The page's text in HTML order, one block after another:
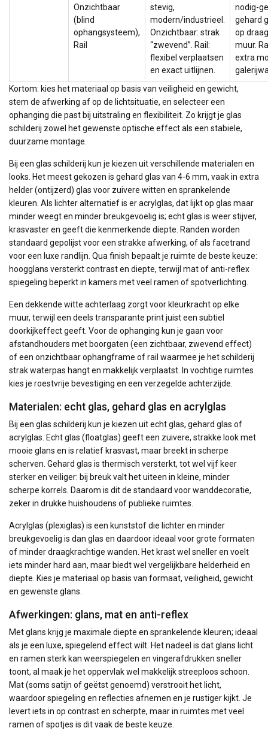
Onzichtbaar
(blind
ophangsysteem),
Rail
stevig,
modern/industrieel.
Onzichtbaar: strak
“zwevend”. Rail:
flexibel verplaatsen
en exact uitlijnen.
nodig-
gehard
op
muur.
extra
Kortom: kies het materiaal op basis van veiligheid en gewicht,
stem de afwerking af op de lichtsituatie, en selecteer een
ophanging die past bij uitstraling en flexibiliteit. Zo krijgt je glas
schilderij zowel het gewenste optische effect als een stabiele,
duurzame montage.
Bij een glas schilderij kun je kiezen uit verschillende materialen en
looks. Het meest gekozen is gehard glas van 4-6 mm, vaak in extra
helder (ontijzerd) glas voor zuivere witten en sprankelende
kleuren. Als lichter alternatief is er acrylglas, dat lijkt op glas maar
minder weegt en minder breukgevoelig is; echt glas is weer stijver,
krasvaster en geeft die kenmerkende diepte. Randen worden
standaard gepolijst voor een strakke afwerking, of als facetrand
voor een luxe randlijn. Qua finish bepaalt je ruimte de beste keuze:
hoogglans versterkt contrast en diepte, terwijl mat of anti-reflex
spiegeling beperkt in kamers met veel ramen of spotverlichting.
Een dekkende witte achterlaag zorgt voor kleurkracht op elke
muur, terwijl een deels transparante print juist een subtiel
doorkijkeffect geeft. Voor de ophanging kun je gaan voor
afstandhouders met boorgaten (een zichtbaar, zwevend effect)
of een onzichtbaar ophangframe of rail waarmee je het schilderij
strak waterpas hangt en makkelijk verplaatst. In vochtige ruimtes
kies je roestvrije bevestiging en een verzegelde achterzijde.
Materialen: echt glas, gehard glas en acrylglas
Bij een glas schilderij kun je kiezen uit echt glas, gehard glas of
acrylglas. Echt glas (floatglas) geeft een zuivere, strakke look met
mooie glans en is relatief krasvast, maar breekt in scherpe
scherven. Gehard glas is thermisch versterkt, tot wel vijf keer
sterker en veiliger: bij breuk valt het uiteen in kleine, minder
scherpe korrels. Daarom is dit de standaard voor wanddecoratie,
zeker in drukke huishoudens of publieke ruimtes.
Acrylglas (plexiglas) is een kunststof die lichter en minder
breukgevoelig is dan glas en daardoor ideaal voor grote formaten
of minder draagkrachtige wanden. Het krast wel sneller en voelt
iets minder hard aan, maar biedt wel vergelijkbare helderheid en
diepte. Kies je materiaal op basis van formaat, veiligheid, gewicht
en gewenste glans.
Afwerkingen: glans, mat en anti-reflex
Met glans krijg je maximale diepte en sprankelende kleuren; ideaal
als je een luxe, spiegelend effect wilt. Het nadeel is dat glans licht
en ramen sterk kan weerspiegelen en vingerafdrukken sneller
toont, al maak je het oppervlak wel makkelijk streeploos schoon.
Mat (soms satijn of geëtst genoemd) verstrooit het licht,
waardoor spiegeling en reflecties afnemen en je rustiger kijkt. Je
levert iets in op contrast en scherpte, maar in ruimtes met veel
ramen of spotjes is dit vaak de beste keuze.